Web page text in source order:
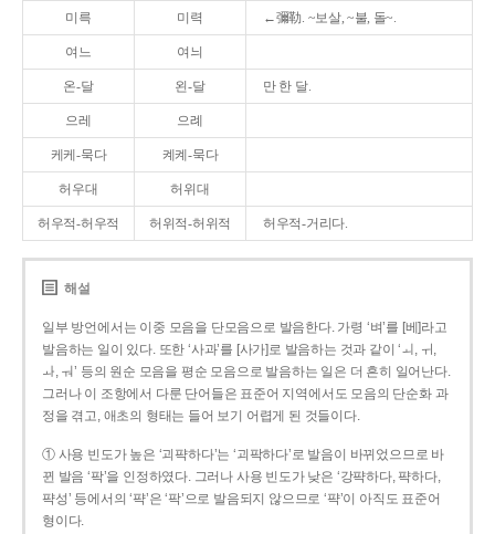
미륵 미력 ←彌勒. ~보살, ~불, 돌~.
여느 여늬
온-달 왼-달 만 한 달.
으레 으례
케케-묵다 켸켸-묵다
허우대 허위대
허우적-허우적 허위적-허위적 허우적-거리다.
해설
일부 방언에서는 이중 모음을 단모음으로 발음한다. 가령 ‘벼’를 [베]라고
발음하는 일이 있다. 또한 ‘사과’를 [사가]로 발음하는 것과 같이 ‘ㅚ, ㅟ,
ㅘ, ㅝ’ 등의 원순 모음을 평순 모음으로 발음하는 일은 더 흔히 일어난다.
그러나 이 조항에서 다룬 단어들은 표준어 지역에서도 모음의 단순화 과
정을 겪고, 애초의 형태는 들어 보기 어렵게 된 것들이다.
① 사용 빈도가 높은 ‘괴퍅하다’는 ‘괴팍하다’로 발음이 바뀌었으므로 바
뀐 발음 ‘팍’을 인정하였다. 그러나 사용 빈도가 낮은 ‘강퍅하다, 퍅하다,
퍅성’ 등에서의 ‘퍅’은 ‘팍’으로 발음되지 않으므로 ‘퍅’이 아직도 표준어
형이다.